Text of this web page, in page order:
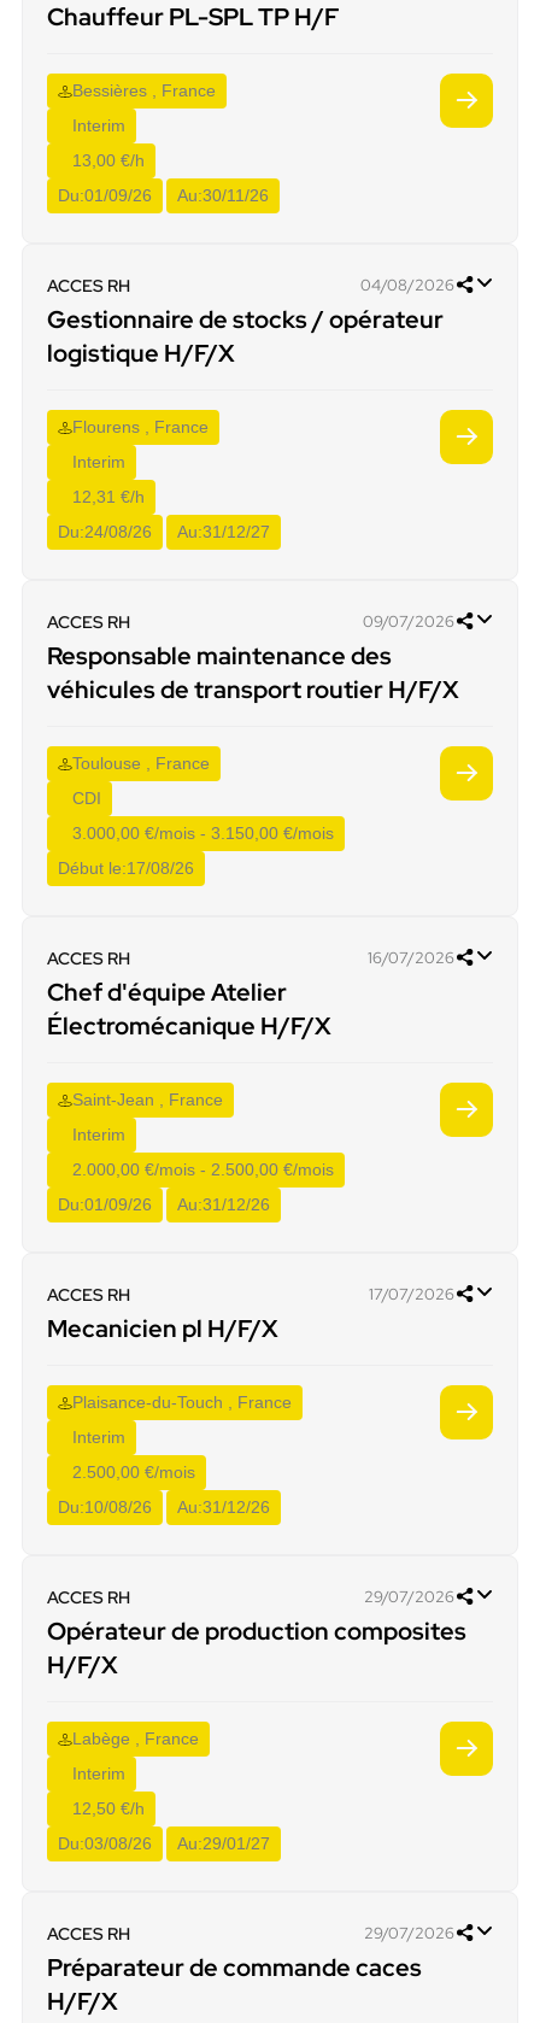
Chauffeur PL-SPL TP H/F
Bessières , France
Interim
13,00 €/h
Du:01/09/26 Au:30/11/26
ACCES RH 04/08/2026
Gestionnaire de stocks / opérateur
logistique H/F/X
Flourens , France
Interim
12,31 €/h
Du:24/08/26 Au:31/12/27
ACCES RH 09/07/2026
Responsable maintenance des
véhicules de transport routier H/F/X
Toulouse , France
CDI
3.000,00 €/mois - 3.150,00 €/mois
Début le:17/08/26
ACCES RH 16/07/2026
Chef d'équipe Atelier
Électromécanique H/F/X
Saint-Jean , France
Interim
2.000,00 €/mois - 2.500,00 €/mois
Du:01/09/26 Au:31/12/26
ACCES RH 17/07/2026
Mecanicien pl H/F/X
Plaisance-du-Touch , France
Interim
2.500,00 €/mois
Du:10/08/26 Au:31/12/26
ACCES RH 29/07/2026
Opérateur de production composites
H/F/X
Labège , France
Interim
12,50 €/h
Du:03/08/26 Au:29/01/27
ACCES RH 29/07/2026
Préparateur de commande caces
H/F/X